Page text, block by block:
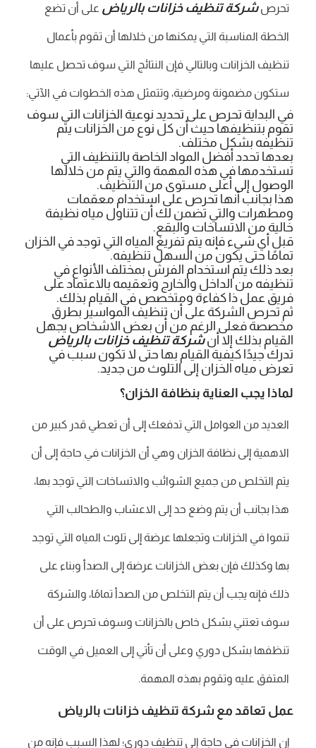
تحرصشركة تنظيف خزانات بالرياض على أن تضع
الخطة المناسبة التي يمكنها من خلالها أن تقوم بأعمال
تنظيف الخزانات وبالتالي فإن النتائج التي سوف تحصل عليها
ستكون مضمونة ومرضية، وتتمثل هذه الخطوات في الآتي:
في البداية تحرص على تحديد نوعية الخزانات التي سوف
تقوم بتنظيفها حيث أن كل نوع من الخزانات يتم
تنظيفه بشكل مختلف.
بعدها تحدد أفضل المواد الخاصة بالتنظيف التي
تستخدمها في هذه المهمة والتي يتم من خلالها
الوصول إلى أعلى مستوى من التنظيف.
هذا بجانب أنها تحرص على استخدام معقمات
ومطهرات والتي تضمن لك أن تتناول مياه نظيفة
خالية من الاتساخات والبقع.
قبل أي شيء فإنه يتم تفريغ المياه التي توجد في الخزان
تمامًا حتى يكون من السهل تنظيفه.
بعد ذلك يتم استخدام الفرش بمختلف الأنواع في
تنظيفه من الداخل والخارج وتعقيمه بالاعتماد على
فريق عمل ذا كفاءة ومتخصص في القيام بذلك.
ثم تحرص الشركة على أن تنظيف المواسير بطرق
مخصصة فعلى الرغم من أن بعض الاشخاص يجهل
القيام بذلك إلا أنشركة تنظيف خزانات بالرياض
تدرك جيدًا كيفية القيام بها حتى لا تكون سبب في
تعرض مياه الخزان إلى التلوث من جديد.
لماذا يجب العناية بنظافة الخزان؟
العديد من العوامل التي تدفعك إلى أن تعطي قدر كبير من
الاهمية إلى نظافة الخزان وهي أن الخزانات في حاجة إلى أن
يتم التخلص من جميع الشوائب والاتساخات التي توجد بها،
هذا بجانب أن يتم وضع حد إلى الاعشاب والطحالب التي
تنموا في الخزانات وتجعلها عرضة إلى تلوث المياه التي توجد
بها وكذلك فإن بعض الخزانات عرضة إلى الصدأ وبناء على
ذلك فإنه يجب أن يتم التخلص من الصدأ تمامًا، والشركة
سوف تعتني بشكل خاص بالخزانات وسوف تحرص على أن
تنظفها بشكل دوري وعلى أن تأتي إلى العميل في الوقت
المتفق عليه وتقوم بهذه المهمة.
عمل تعاقد مع شركة تنظيف خزانات بالرياض
إن الخزانات في حاجة إلى تنظيف دوري؛ لهذا السبب فإنه من